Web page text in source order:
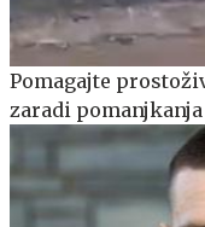
Pomagajte
zaradi